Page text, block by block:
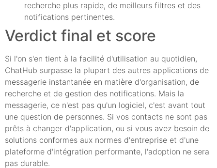
recherche plus rapide, de meilleurs filtres et des
notifications pertinentes.
Verdict final et score
Si l'on s'en tient à la facilité d'utilisation au quotidien,
ChatHub surpasse la plupart des autres applications de
messagerie instantanée en matière d'organisation, de
recherche et de gestion des notifications. Mais la
messagerie, ce n'est pas qu'un logiciel, c'est avant tout
une question de personnes. Si vos contacts ne sont pas
prêts à changer d'application, ou si vous avez besoin de
solutions conformes aux normes d'entreprise et d'une
plateforme d'intégration performante, l'adoption ne sera
pas durable.